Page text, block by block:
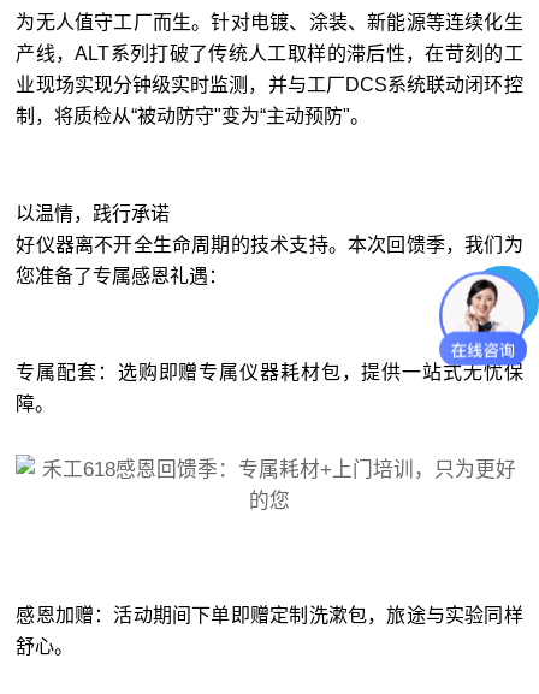
为无人值守工厂而生。针对电镀、涂装、新能源等连续化生
产线，ALT系列打破了传统人工取样的滞后性，在苛刻的工
业现场实现分钟级实时监测，并与工厂DCS系统联动闭环控
制，将质检从“被动防守"变为“主动预防"。
以温情，践行承诺
好仪器离不开全生命周期的技术支持。本次回馈季，我们为
您准备了专属感恩礼遇：
专属配套：选购即赠专属仪器耗材包，提供一站式无忧保
障。
感恩加赠：活动期间下单即赠定制洗漱包，旅途与实验同样
舒心。